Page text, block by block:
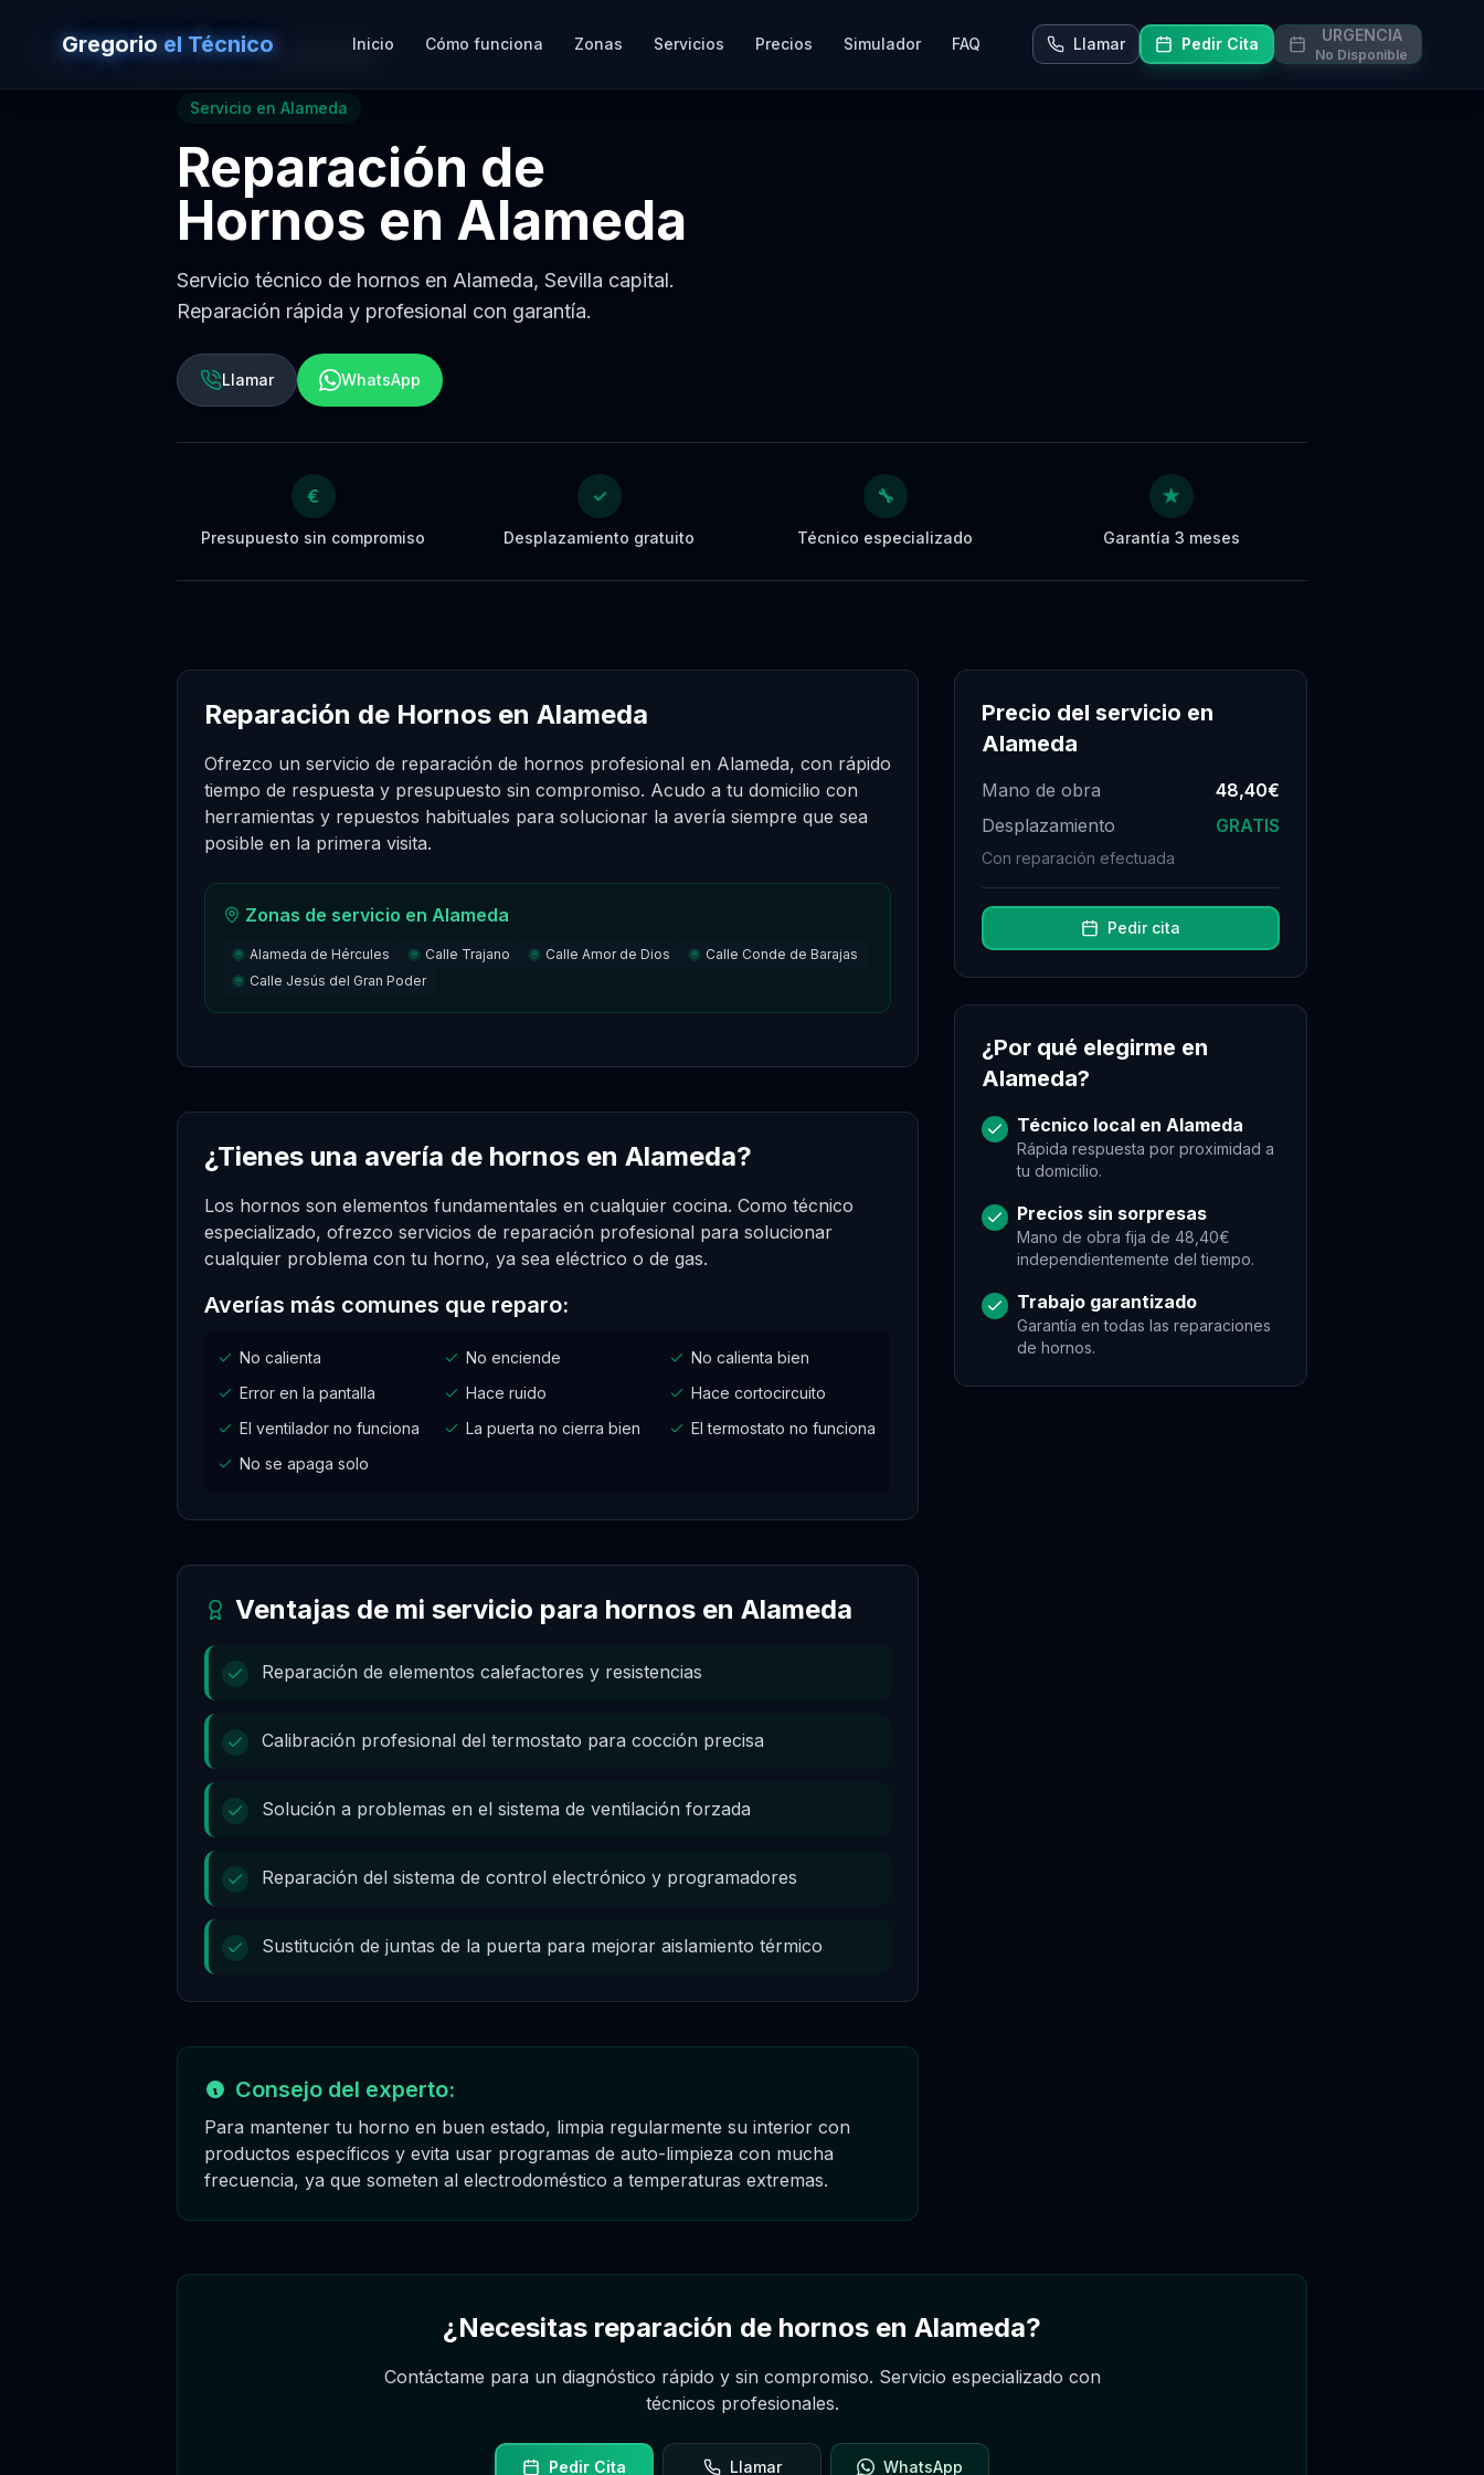
Gregorio el Técnico Inicio Cómo funciona Zonas Servicios Precios Simulador FAQ Llamar Pedir Cita URGENCIA
No Disponible
Volver aReparación de Hornos en Sevilla
Servicio en Alameda
Reparación de
Hornos en Alameda
Servicio técnico de hornos en Alameda, Sevilla capital.
Reparación rápida y profesional con garantía.
Llamar WhatsApp
€
Presupuesto sin compromiso
✓
Desplazamiento gratuito
🔧
Técnico especializado
★
Garantía 3 meses
Reparación de Hornos en Alameda
Ofrezco un servicio de reparación de hornos profesional en Alameda, con rápido
tiempo de respuesta y presupuesto sin compromiso. Acudo a tu domicilio con
herramientas y repuestos habituales para solucionar la avería siempre que sea
posible en la primera visita.
Zonas de servicio en Alameda
Alameda de Hércules Calle Trajano Calle Amor de Dios
Calle Conde de Barajas
Calle Jesús del Gran Poder
¿Tienes una avería de hornos en Alameda?
Los hornos son elementos fundamentales en cualquier cocina. Como técnico
especializado, ofrezco servicios de reparación profesional para solucionar
cualquier problema con tu horno, ya sea eléctrico o de gas.
Averías más comunes que reparo:
No calienta No enciende
No calienta bien
Error en la pantalla
Hace ruido
Hace cortocircuito
El ventilador no funciona
La puerta no cierra bien
El termostato no funciona
No se apaga solo
Ventajas de mi servicio para hornos en Alameda
Reparación de elementos calefactores y resistencias
Calibración profesional del termostato para cocción precisa
Solución a problemas en el sistema de ventilación forzada
Reparación del sistema de control electrónico y programadores
Sustitución de juntas de la puerta para mejorar aislamiento térmico
Consejo del experto:
Para mantener tu horno en buen estado, limpia regularmente su interior con
productos específicos y evita usar programas de auto-limpieza con mucha
frecuencia, ya que someten al electrodoméstico a temperaturas extremas.
Precio del servicio en
Alameda
Mano de obra
48,40€
Desplazamiento
GRATIS
Con reparación efectuada
Pedir cita
¿Por qué elegirme en
Alameda?
Técnico local en Alameda
Rápida respuesta por proximidad a
tu domicilio.
Precios sin sorpresas
Mano de obra fija de 48,40€
independientemente del tiempo.
Trabajo garantizado
Garantía en todas las reparaciones
de hornos.
¿Necesitas reparación de hornos en Alameda?
Contáctame para un diagnóstico rápido y sin compromiso. Servicio especializado con
técnicos profesionales.
Pedir Cita Llamar WhatsApp